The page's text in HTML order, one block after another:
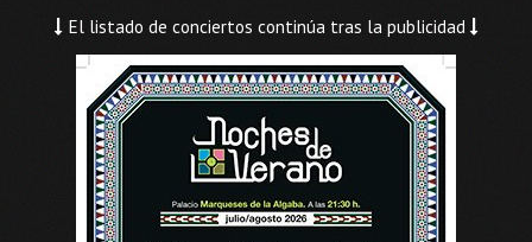
El listado de conciertos continúa tras la publicidad